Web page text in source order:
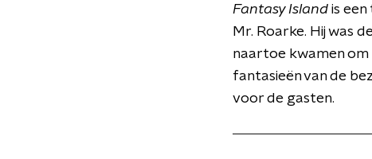
Fantasy Island is
Mr. Roarke. Hij was
naartoe kwamen om
fantasieën van de
voor de gasten.